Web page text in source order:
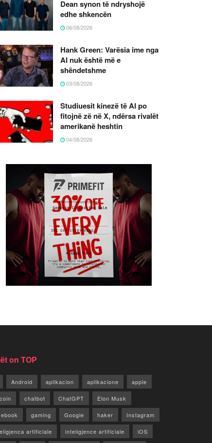
Dean synon të ndryshojë
edhe shkencën
06/08/2026
Hank Green: Varësia ime nga
AI nuk është më e
shëndetshme
03/08/2026
Studiuesit kinezë të AI po
fitojnë zë në X, ndërsa rivalët
amerikanë heshtin
04/08/2026
on TOP
Android aplikacion aplikacione apple
chatbot ChatGPT Elon Musk
gaming Google haker Instagram
artificiale inteligjence artificiale iOS